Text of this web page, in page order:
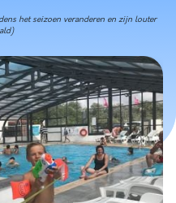
het seizoen veranderen en zijn louter